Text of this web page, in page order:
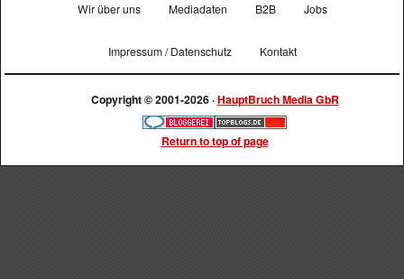
Wir über uns Mediadaten B2B Jobs
Impressum / Datenschutz Kontakt
Copyright © 2001-2026 ·HauptBruch Media GbR
Return to top of page